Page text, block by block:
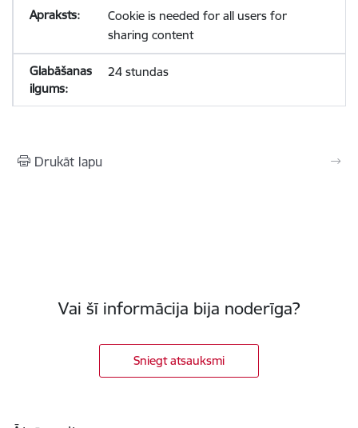
Cookie is needed for all users for
sharing content
24 stundas
Drukāt lapu
Vai šī informācija bija noderīga?
Sniegt atsauksmi